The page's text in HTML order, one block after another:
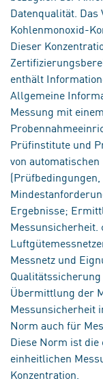
Datenqualität.
Kohlenmonoxid-
Dieser
enthält
Allgemeine
Messung mit
Prüfinstitute und
von
Ergebnisse;
Messnetz und
Übermittlung der
Messunsicherheit
Norm auch für
Diese Norm ist
einheitlichen
Konzentration.